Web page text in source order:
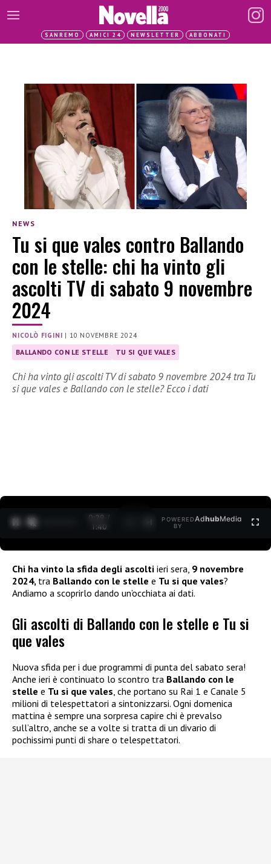
SANREMO AMICI 24 NEWSLETTER ABBONATI
NEWS
Tu si que vales contro Ballando
con le stelle: chi ha vinto gli
ascolti TV di sabato 9 novembre
2024
NICOLÒ FIGINI | 10 NOVEMBRE 2024
BALLANDO CON LE STELLE TU SI QUE VALES
Chi ha vinto gli ascolti TV di sabato 9 novembre 2024 tra Tu
si que vales e Ballando con le stelle? Ecco i dati
0:30 /
1:40
POWERED
BY
AdhubMedia
Chi ha vinto la sfida degli ascolti ieri sera, 9 novembre
2024, tra Ballando con le stelle e Tu si que vales?
Andiamo a scoprirlo dando un’occhiata ai dati.
Gli ascolti di Ballando con le stelle e Tu si
que vales
Nuova sfida per i due programmi di punta del sabato sera!
Anche ieri è continuato lo scontro tra Ballando con le
stelle e Tu si que vales, che portano su Rai 1 e Canale 5
milioni di telespettatori a sintonizzarsi. Ogni domenica
mattina è sempre una sorpresa capire chi è prevalso
sull’altro, anche se a volte si tratta di un divario di
pochissimi punti di share o telespettatori.